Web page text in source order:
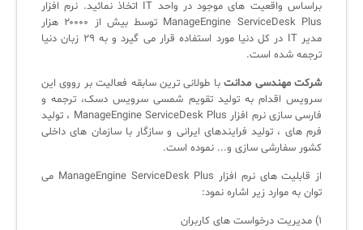
براساس واقعیت های موجود در واحد IT اتخاذ نمائید. نرم افزار
ManageEngine ServiceDesk Plus توسط بیش از ۲۰۰۰۰ هزار
مدیر IT در کل دنیا مورد استفاده قرار می گیرد و به ۲۹ زبان دنیا
ترجمه شده است.
شرکت مهندسی مدانتبا طولانی ترین سابقه فعالیت بر رووی این
سرویس اقدام به تولید تقویم شمسی سرویس دسک، ترجمه و
فارسی سازی نرم افزار ManageEngine ServiceDesk Plus ، تولید
فرم های ، تولید فرایندهای ایرانی و سازگار با سازمان های داخلی
کشور سفارشی سازی و... نموده است.
از قابلیت های نرم افزار ManageEngine ServiceDesk Plus می
توان به موارد زیر اشاره نمود:
۱) مدیریت درخواست های کاربران
AD360
◆
Log360 ابزار SIEM
برنامه‌ساز هوشمند App Creator
سیستم هوشمند مدیریت فروش و فاکتور
ITIL & SDP
◆
آموزش فارسی ITIL4
چارچوب ITIL برای همه
فلافلی_فناوری